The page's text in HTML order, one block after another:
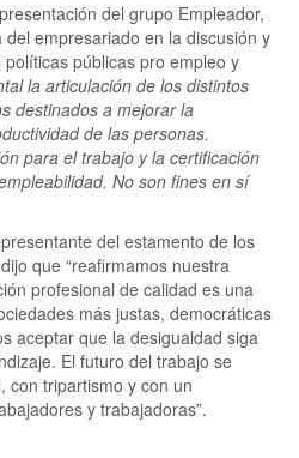
del grupo Empleador,
empresariado en la discusión y
públicas pro empleo y
la articulación de los distintos
destinados a mejorar la
de las personas.
para el trabajo y la certificación
No son fines en sí
del estamento de los
que “reafirmamos nuestra
profesional de calidad es una
más justas, democráticas
aceptar que la desigualdad siga
El futuro del trabajo se
con tripartismo y con un
y trabajadoras”.